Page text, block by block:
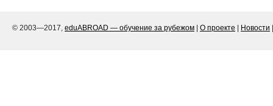
© 2003—2017, eduABROAD — обучение за рубежом О проекте Новости